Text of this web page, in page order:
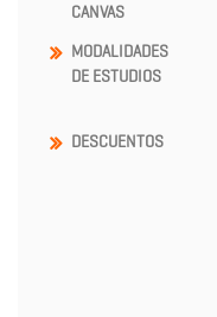
CANVAS
MODALIDADES
DE ESTUDIOS
DESCUENTOS